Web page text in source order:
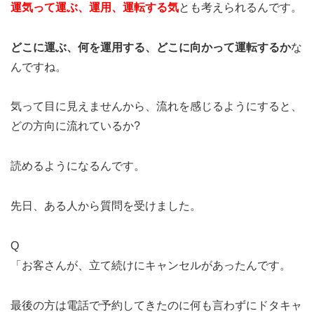
運気って運ぶ、運用、運転する気とも考えられるんです。
どこに運ぶ、何を運用する、どこに向かって運転するかな
んですね。
気って目に見えませんから、流れを感じるようにすると、
どの方向に流れているか?
読めるようになるんです。
先日、ある人から質問を受けました。
Q
「お客さんが、立て続けにキャンセルがあったんです。
最後の方は電話で予約してきたのに何も言わずにドタキャ